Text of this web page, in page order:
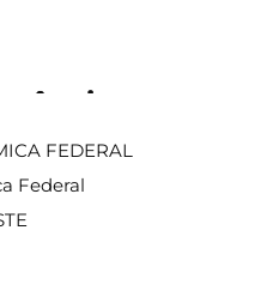
FEDERAL
Federal